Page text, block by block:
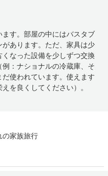
す。部屋の中にはバスタブ
あります。ただ、家具は少
なった設備を少しずつ交換
：ナショナルの冷蔵庫、そ
使われています。使えます
を良くしてください）。
の家族旅行